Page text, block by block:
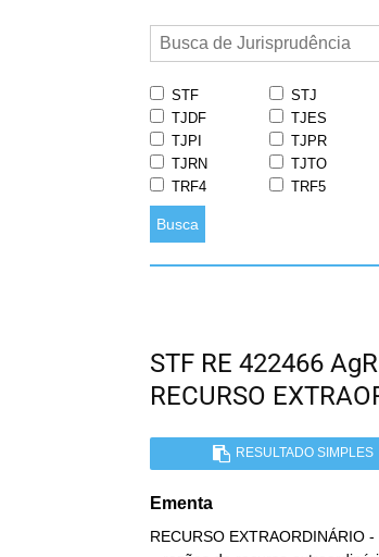
STF STJ
TJDF
TJES
TJPI
TJPR
TJRN
TJTO
TRF4
TRF5
Busca
STF RE 422466
RECURSO
RESULTADO SIMPLES
Ementa
RECURSO EXTRAORDINÁRIO